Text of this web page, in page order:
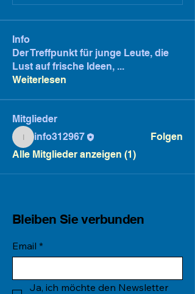
Info
Der Treffpunkt für junge Leute, die
Lust auf frische Ideen, ...
Weiterlesen
Mitglieder
info312967
info312967
Folgen
Alle Mitglieder anzeigen (1)
Bleiben Sie verbunden
Email *
Ja, ich möchte den Newsletter